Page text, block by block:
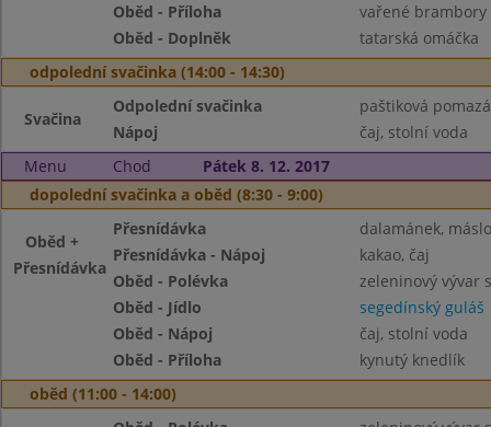
Oběd - Příloha
vařené
Oběd - Doplněk
tatarská omáčka
odpolední svačinka (14:00 - 14:30)
Svačina
Odpolední svačinka
paštiková
Nápoj
čaj, stolní voda
Menu
Chod
Pátek 8. 12. 2017
dopolední svačinka a oběd (8:30 - 9:00)
Oběd +
Přesnídávka
Přesnídávka
dalamánek,
Přesnídávka - Nápoj
kakao, čaj
Oběd - Polévka
zeleninový vývar
Oběd - Jídlo
segedínský guláš
Oběd - Nápoj
čaj, stolní voda
Oběd - Příloha
kynutý knedlík
oběd (11:00 - 14:00)